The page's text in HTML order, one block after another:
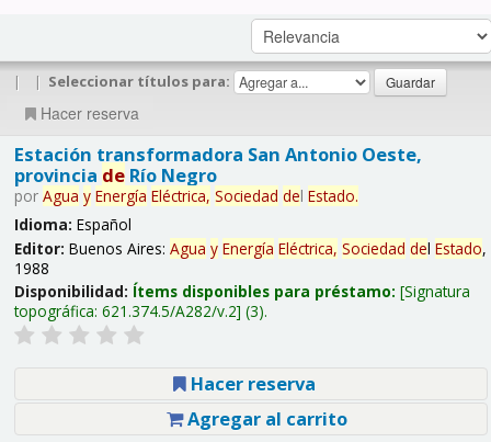
| | Seleccionar títulos para:
Hacer reserva
Estación transformadora San Antonio Oeste,
provincia deRío Negro
por Agua y Energía Eléctrica, Sociedad del Estado.
Idioma: Español
Editor: Buenos Aires: Agua y Energía Eléctrica, Sociedad del Estado,
1988
Disponibilidad: Ítems disponibles para préstamo: Signatura
topográfica: 621.374.5/A282/v.2 (3).
Hacer reserva
Agregar al carrito